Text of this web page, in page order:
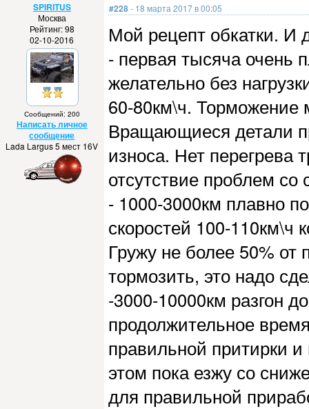
SPIRITUS
Москва
Рейтинг: 98
02-10-2016
Сообщений: 200
Написать личное
сообщение
Lada Largus 5 мест 16V
#228- 18 марта 2017 в 00:05
Мой рецепт обкатки. И
- первая тысяча очень
желательно без
60-80км\ч. Торможение
Вращающиеся детали
износа. Нет перегрева
отсутствие проблем со
- 1000-3000км плавно
скоростей 100-110км\ч
Гружу не более 50% от
тормозить, это надо
-3000-10000км разгон
продолжительное
правильной притирки
этом пока езжу со
для правильной